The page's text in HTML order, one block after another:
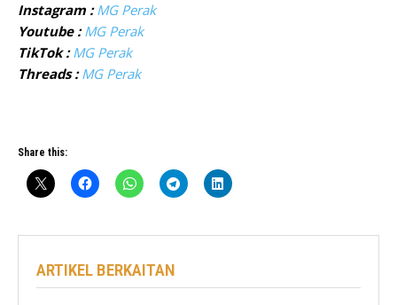
Instagram : MG Perak
Youtube : MG Perak
TikTok : MG Perak
Threads : MG Perak
Share this:
ARTIKEL BERKAITAN